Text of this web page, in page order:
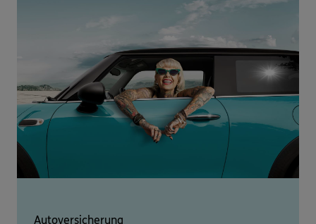
Autoversicherung